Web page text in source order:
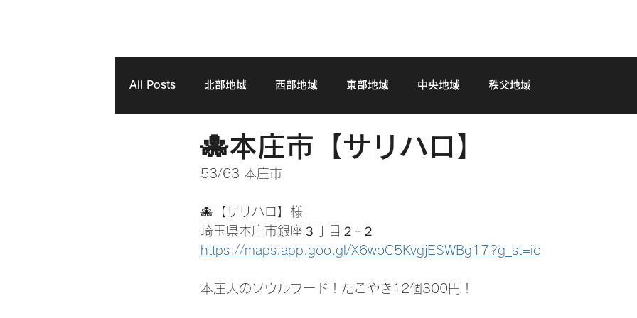
All Posts 北部地域 西部地域 東部地域 中央地域 秩父地域
🐙本庄市【サリハロ】
53/63 本庄市
🐙【サリハロ】様
埼玉県本庄市銀座３丁目２−２
https://maps.app.goo.gl/X6woC5KvgjESWBg17?g_st=ic
本庄人のソウルフード！たこやき12個300円！